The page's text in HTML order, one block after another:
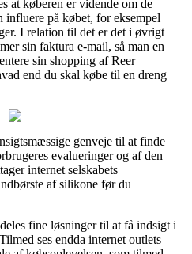
at køberen er vidende om de
influere på købet, for eksempel
I relation til det er det i øvrigt
sin faktura e-mail, så man en
sin shopping af Reer
end du skal købe til en dreng
genveje til at finde
evalueringer og af den
internet selskabets
af silikone før du
fine løsninger til at få indsigt i
ses endda internet outlets